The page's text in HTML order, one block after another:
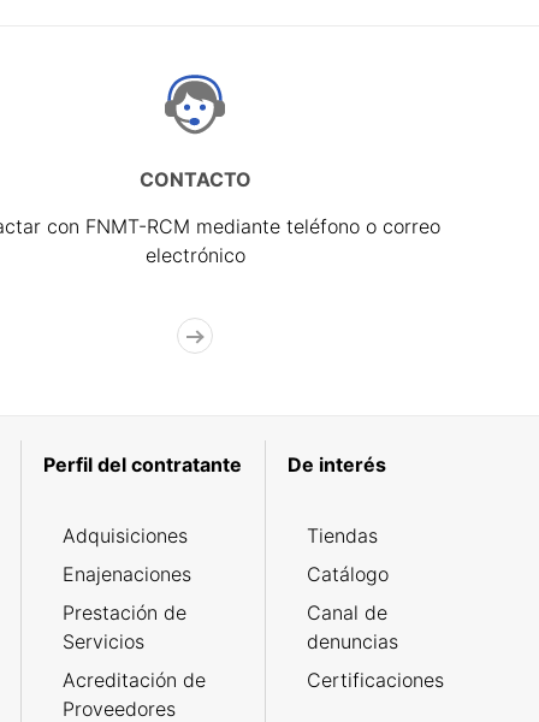
CONTACTO
con FNMT-RCM mediante teléfono o correo
electrónico
Perfil del contratante
Adquisiciones
Enajenaciones
Prestación de
Servicios
Acreditación de
Proveedores
De interés
Tiendas
Catálogo
Canal de
denuncias
Certificaciones